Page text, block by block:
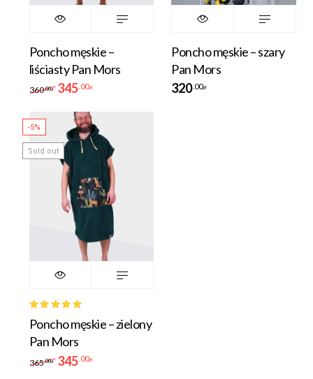
Poncho męskie –
liściasty Pan Mors
360.00zł 345 .00zł
Poncho męskie – szary
Pan Mors
320 .00zł
-5%
Sold out
Rated
5.00out
of 5
Poncho męskie – zielony
Pan Mors
365.00zł 345 .00zł